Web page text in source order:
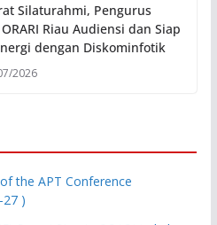
Silaturahmi, Pengurus
Riau Audiensi dan Siap
dengan Diskominfotik
2026
the APT Conference
)